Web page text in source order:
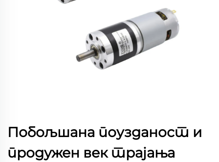
Побољшана поузданост и
продужен век трајања